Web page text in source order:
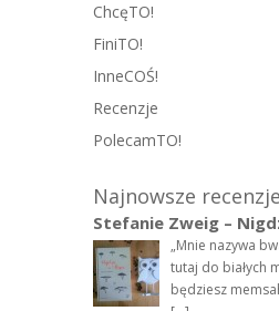
ChcęTO!
FiniTO!
InneCOŚ!
Recenzje
PolecamTO!
Najnowsze recenzje
Stefanie Zweig –
„Mnie nazywa
tutaj do białych
będziesz